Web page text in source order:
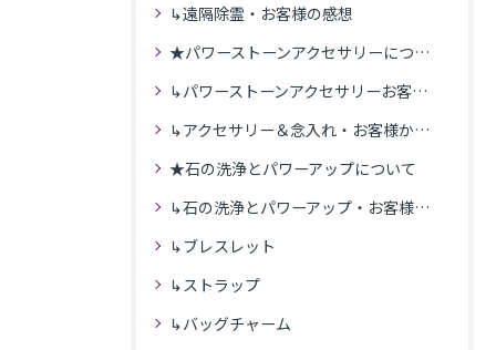
↳遠隔除霊・お客様の感想
★パワーストーンアクセサリーについて
↳パワーストーンアクセサリーお客様の発送商品一覧
↳アクセサリー＆念入れ・お客様からの感想
★石の洗浄とパワーアップについて
↳石の洗浄とパワーアップ・お客様の感想
↳ブレスレット
↳ストラップ
↳バッグチャーム